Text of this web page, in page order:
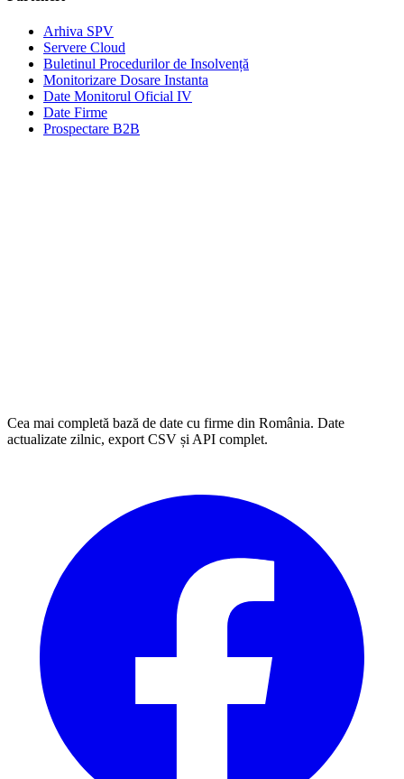
Arhiva SPV
Servere Cloud
Buletinul Procedurilor de Insolvență
Monitorizare Dosare Instanta
Date Monitorul Oficial IV
Date Firme
Prospectare B2B
Cea mai completă bază de date cu firme din România. Date
actualizate zilnic, export CSV și API complet.